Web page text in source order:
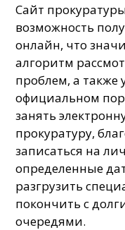
Сайт
возможность
онлайн, что
алгоритм
проблем, а также
официальном
занять
прокуратуру,
записаться на
определенные
разгрузить
покончить с
очередями.